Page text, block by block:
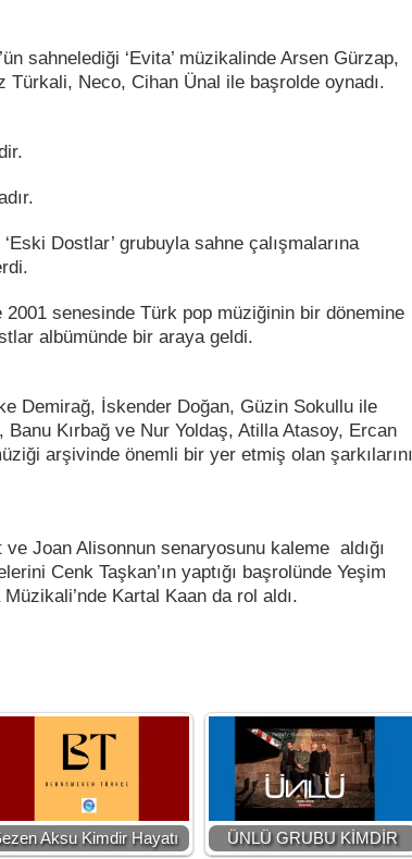
sahnelediği ‘Evita’ müzikalinde Arsen Gürzap,
Türkali, Neco, Cihan Ünal ile başrolde oynadı.
Dostlar’ grubuyla sahne çalışmalarına
2001 senesinde Türk pop müziğinin bir dönemine
albümünde bir araya geldi.
Demirağ, İskender Doğan, Güzin Sokullu ile
Banu Kırbağ ve Nur Yoldaş, Atilla Atasoy, Ercan
arşivinde önemli bir yer etmiş olan şarkılarını
Joan Alisonnun senaryosunu kaleme aldığı
Cenk Taşkan’ın yaptığı başrolünde Yeşim
Müzikali’nde Kartal Kaan da rol aldı.
Aksu Kimdir Hayatı ÜNLÜ GRUBU KİMDİR